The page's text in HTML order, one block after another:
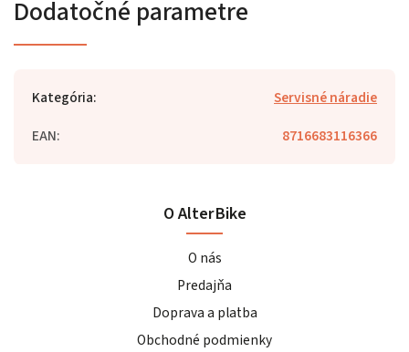
Dodatočné parametre
Kategória:
Servisné náradie
EAN: 8716683116366
O AlterBike
O nás
Predajňa
Doprava a platba
Obchodné podmienky